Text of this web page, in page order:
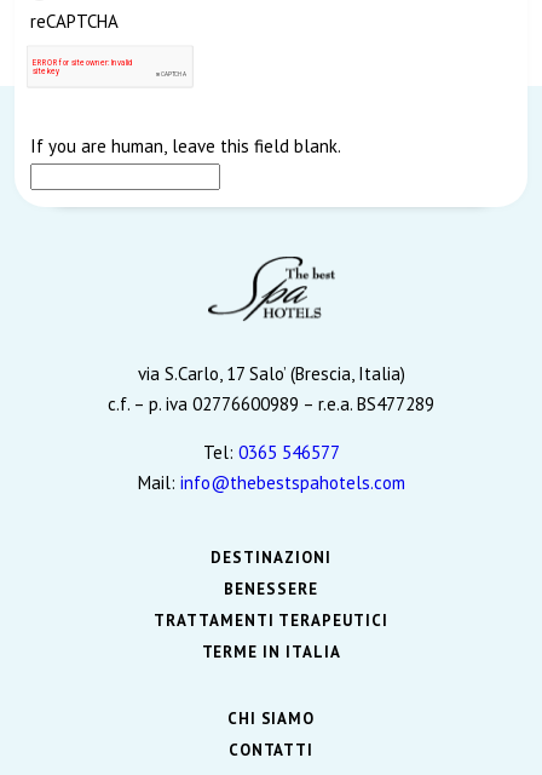
reCAPTCHA
If you are human, leave this field blank.
via S.Carlo, 17 Salo’ (Brescia, Italia)
c.f. – p. iva 02776600989 – r.e.a. BS477289
Tel: 0365 546577
Mail: info@thebestspahotels.com
DESTINAZIONI
BENESSERE
TRATTAMENTI TERAPEUTICI
TERME IN ITALIA
CHI SIAMO
CONTATTI